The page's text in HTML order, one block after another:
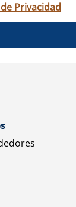
Privacidad